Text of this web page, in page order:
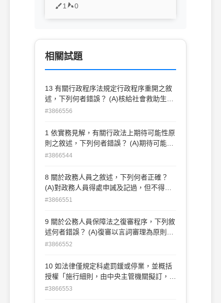
1 0
相關試題
13 有關行政程序法規定行政程序重開之敘
述，下列何者錯誤？ (A)核給社會救助生活
扶助金所依據之事實事後發生有利於相對人
條第 1 項第 1 款規定，申請重開行政程序
(B)行政程序法第 128 條第 1 項所稱之利害
存在，但未經斟酌之證據 (D)行政程序重新
進行的規定，係指行政機關基於行政處分相
對人或利害關 係人的申請，就已確定的行
#3866556
1 依實務見解，有關行政法上期待可能性原
則之敘述，下列何者錯誤？ (A)期待可能性
僅適用於行政機關對於人民之行為，不包括
則乃是人民對公眾事務負擔義務之界限 (C)
行政處分之內容對任何人均屬不能實現者，
#3866544
8 關於政務人員之敘述，下列何者正確？
(A)對政務人員得處申誡及記過，但不得記
大過 (B)政務人員以制定政策為任務，原則
政務人員身分 (D)政務人員原則上隨政黨輪
替而更替，故無公務員服務法之適用
#3866551
9 關於公務人員保障法之復審程序，下列敘
述何者錯誤？ (A)復審以言詞審理為原則
(B)公務人員保障暨培訓委員會（下稱保訓
分機關派員進行言詞辯論 (C)復審人對於保
訓會於復審程序進行中所為之程序上處置不
#3866552
10 如法律僅規定科處罰鍰或停業，並概括
授權「施行細則，由中央主管機關擬訂，報
請行政院核定」時，下列敘述何者正確？
#3866553